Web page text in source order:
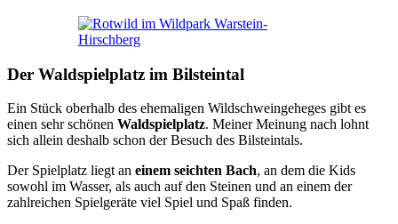
Der Waldspielplatz im Bilsteintal
Ein Stück oberhalb des ehemaligen Wildschweingeheges gibt es
einen sehr schönen Waldspielplatz. Meiner Meinung nach lohnt
sich allein deshalb schon der Besuch des Bilsteintals.
Der Spielplatz liegt an einem seichten Bach, an dem die Kids
sowohl im Wasser, als auch auf den Steinen und an einem der
zahlreichen Spielgeräte viel Spiel und Spaß finden.